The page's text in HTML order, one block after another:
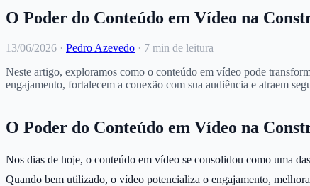
O Poder do Conteúdo em Vídeo na
13/06/2026 · Pedro Azevedo · 7 min de leitura
Neste artigo, exploramos como o conteúdo em vídeo pode
engajamento, fortalecem a conexão com sua audiência e atraem
O Poder do Conteúdo em Vídeo na
Nos dias de hoje, o conteúdo em vídeo se consolidou como uma
Quando bem utilizado, o vídeo potencializa o engajamento,